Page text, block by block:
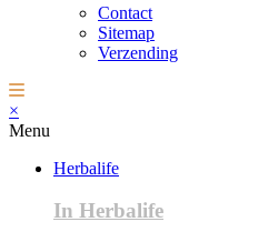
Contact
Sitemap
Verzending
×
Menu
Herbalife
In Herbalife